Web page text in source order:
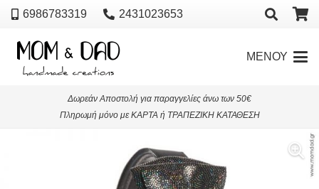
6986783319 2431023653
ΜΕΝΟΥ
Δωρεάν Αποστολή για παραγγελίες άνω των 50€
Πληρωμή μόνο με ΚΑΡΤΑ ή ΤΡΑΠΕΖΙΚΗ ΚΑΤΑΘΕΣΗ